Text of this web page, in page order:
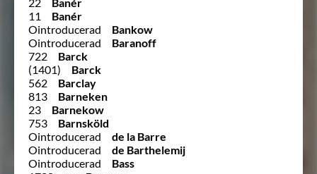
11
Banér
Ointroducerad
Bankow
Ointroducerad
Baranoff
722
Barck
(1401)
Barck
562
Barclay
813
Barneken
23
Barnekow
753
Barnsköld
Ointroducerad
de la Barre
Ointroducerad
de Barthelemij
Ointroducerad
Bass